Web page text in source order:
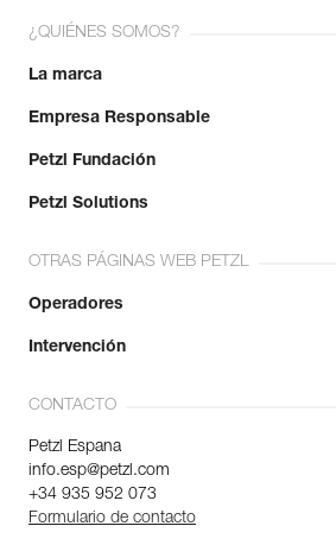
¿QUIÉNES SOMOS?
La marca
Empresa Responsable
Petzl Fundación
Petzl Solutions
OTRAS PÁGINAS WEB PETZL
Operadores
Intervención
CONTACTO
Petzl Espana
info.esp@petzl.com
+34 935 952 073
Formulario de contacto